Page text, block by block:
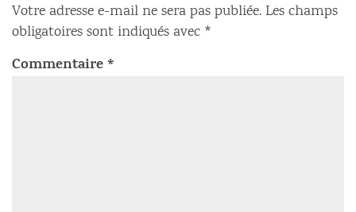
Votre adresse e-mail ne sera pas publiée.Les champs
obligatoires sont indiqués avec *
Commentaire*